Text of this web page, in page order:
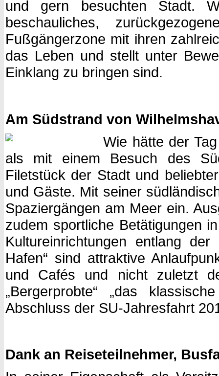
und gern besuchten Stadt.
beschauliches,
Fußgängerzone mit ihren
das Leben und stellt unter
Einklang zu bringen sind.
Am Südstrand von
Wie hätte der
als mit einem Besuch des
Filetstück der Stadt und
und Gäste. Mit seiner
Spaziergängen am Meer ein.
zudem sportliche Betätigungen
Kultureinrichtungen entlang
Hafen“ sind attraktive
und Cafés und nicht zuletzt
„Bergerprobte“ „das
Abschluss der SU-Jahresfahrt
Dank an Reiseteilnehmer,